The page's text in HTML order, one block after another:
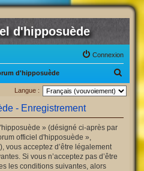
d'hipposuède
Connexion
d'hipposuède
e
Langue :
- Enregistrement
» (désigné ci-après par
officiel d'hipposuède »,
vous acceptez d’être légalement
Si vous n’acceptez pas d’être
les conditions suivantes, alors